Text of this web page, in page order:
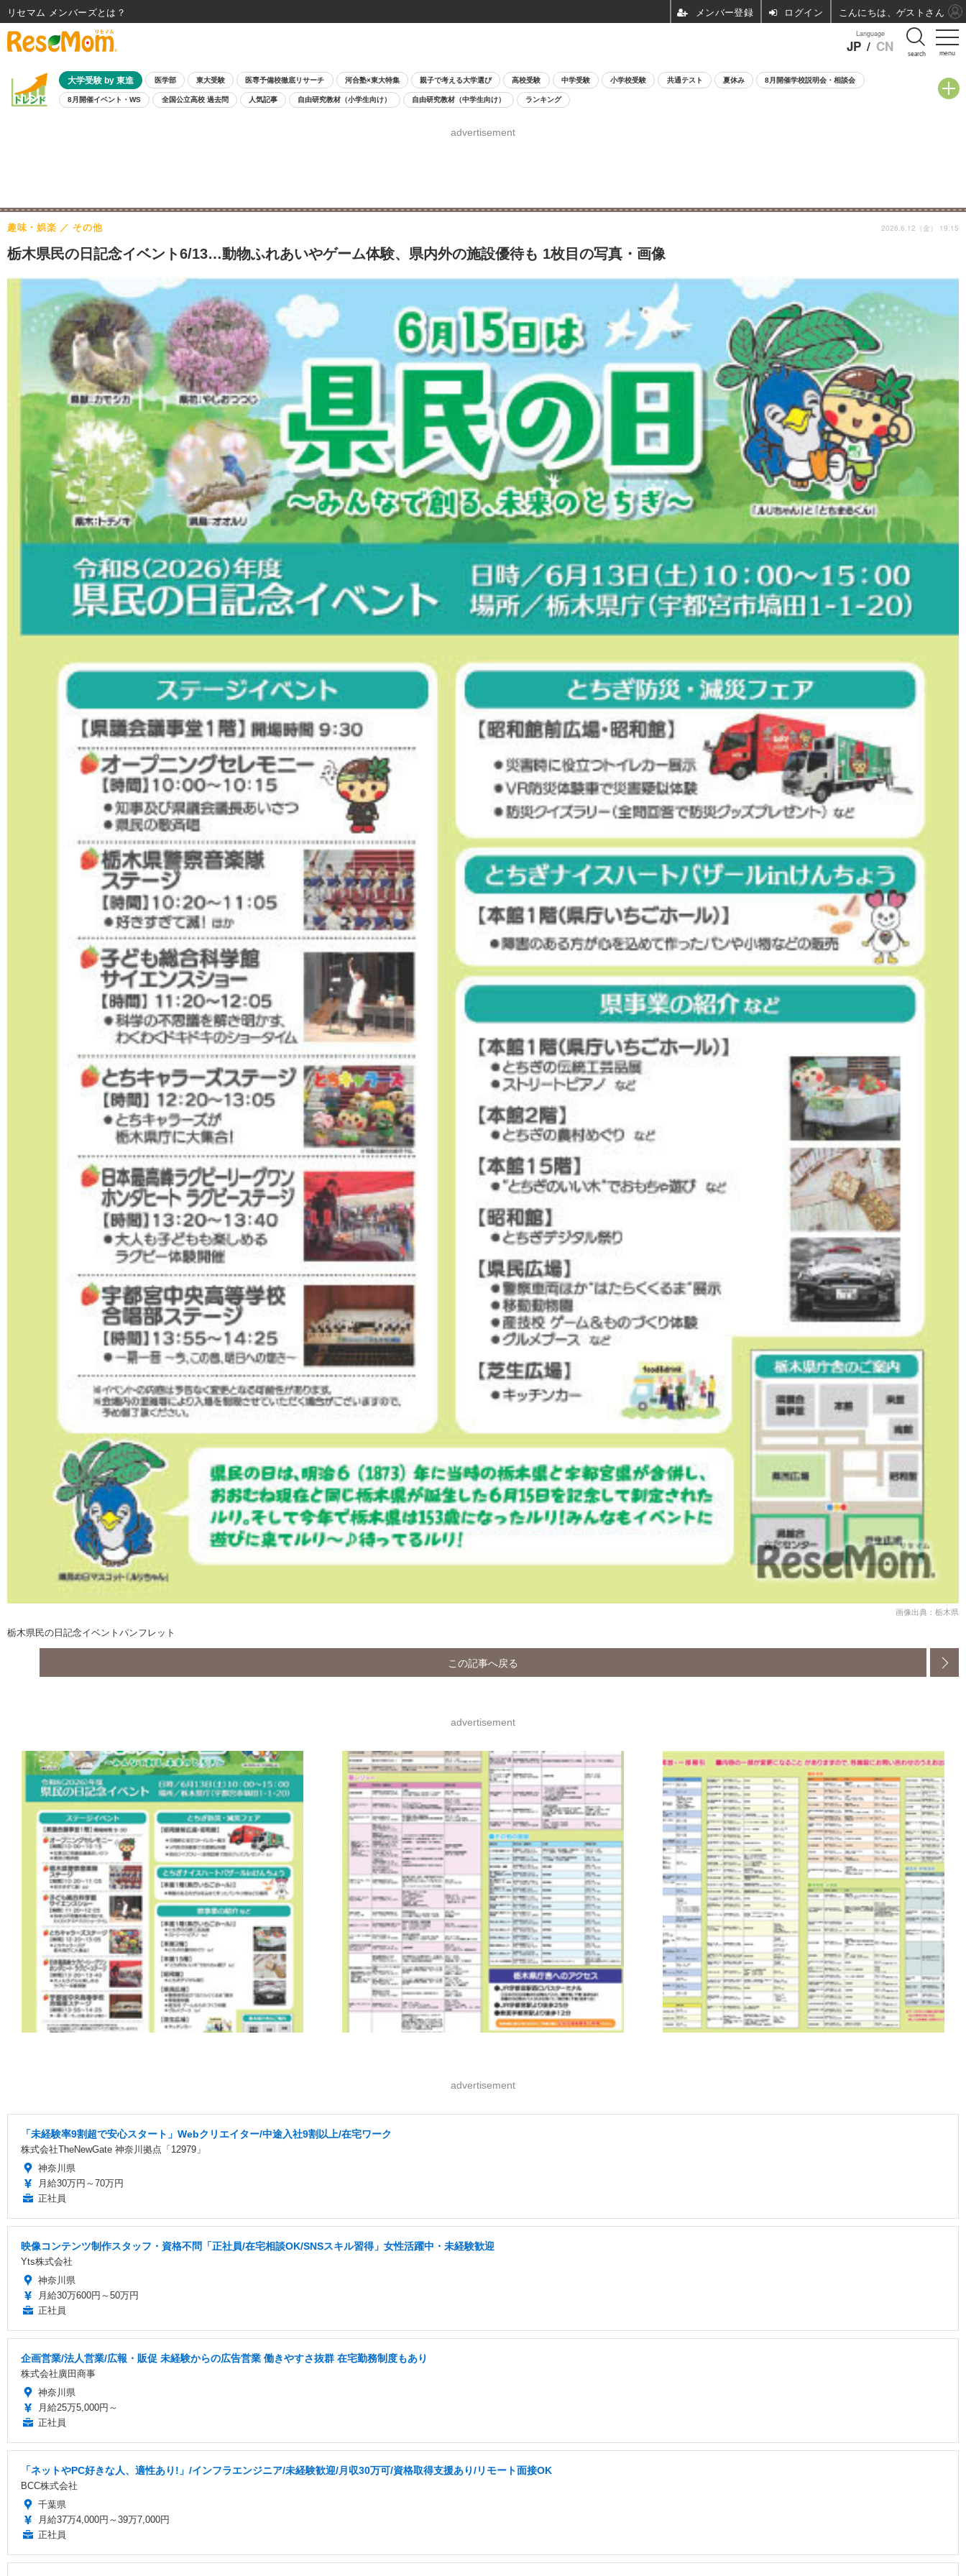
menu
Language
JP / CN search
大学受験 by 東進 医学部 東大受験 医専予備校徹底リサーチ 河合塾×東大特集 親子で考える大学選び 高校受験 中学受験 小学校受験 共通テスト 夏休み 8月開催学校説明会・相談会
8月開催イベント・WS 全国公立高校 過去問 人気記事 自由研究教材（小学生向け） 自由研究教材（中学生向け） ランキング
advertisement
栃木県民の日記念イベント6/13…動物ふれあいやゲーム体験、県内外の施設優待も 1枚目の写真・画像
趣味・娯楽 その他 2026.6.12（金） 19:15
画像出典：栃木県
栃木県民の日記念イベントパンフレット
この記事へ戻る
advertisement
advertisement
「未経験率9割超で安心スタート」Webクリエイター/中途入社9割以上/在宅ワーク
株式会社TheNewGate 神奈川拠点「12979」
神奈川県
月給30万円～70万円
正社員
映像コンテンツ制作スタッフ・資格不問「正社員/在宅相談OK/SNSスキル習得」女性活躍中・未経験歓迎
Yts株式会社
神奈川県
月給30万600円～50万円
正社員
企画営業/法人営業/広報・販促 未経験からの広告営業 働きやすさ抜群 在宅勤務制度もあり
株式会社廣田商事
神奈川県
月給25万5,000円～
正社員
「ネットやPC好きな人、適性あり!」/インフラエンジニア/未経験歓迎/月収30万可/資格取得支援あり/リモート面接OK
BCC株式会社
千葉県
月給37万4,000円～39万7,000円
正社員
リセマム メンバーズ ログイン こんにちは、ゲストさん